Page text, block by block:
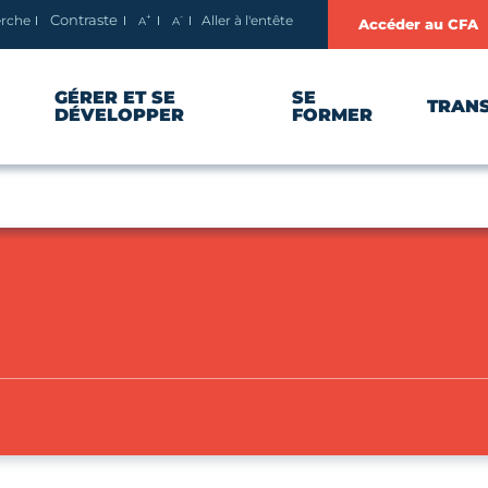
Contraste A+
Agrandir le texte
A-
Réduire le texte
Aller à l'entête Accéder au CFA
GÉRER ET SE
DÉVELOPPER
SE
FORMER